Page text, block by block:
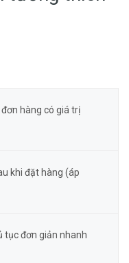
hàng có giá trị
khi đặt hàng (áp
tục đơn giản nhanh